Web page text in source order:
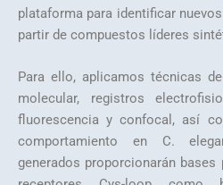
plataforma para identificar
partir de compuestos líderes
Para ello, aplicamos técnicas
molecular, registros
fluorescencia y confocal, así
comportamiento en C.
generados proporcionarán